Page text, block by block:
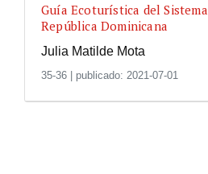
Guía Ecoturística del
República Dominicana
Julia Matilde Mota
35-36 | publicado: 2021-07-01